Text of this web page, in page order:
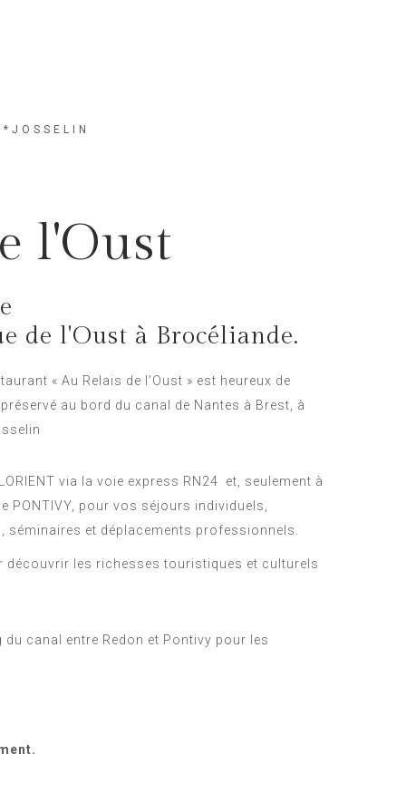
l'Oust
de l'Oust à Brocéliande.
« Au Relais de l’Oust » est heureux de
au bord du canal de Nantes à Brest, à
via la voie express RN24 et, seulement à
PONTIVY, pour vos séjours individuels,
et déplacements professionnels.
découvrir les richesses touristiques et culturels
du canal entre Redon et Pontivy pour les